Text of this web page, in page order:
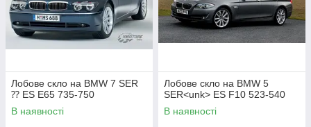
Лобове скло на BMW 7 SER
⁇ ES E65 735-750
В наявності
Лобове скло на BMW 5
SER<unk> ES F10 523-540
В наявності